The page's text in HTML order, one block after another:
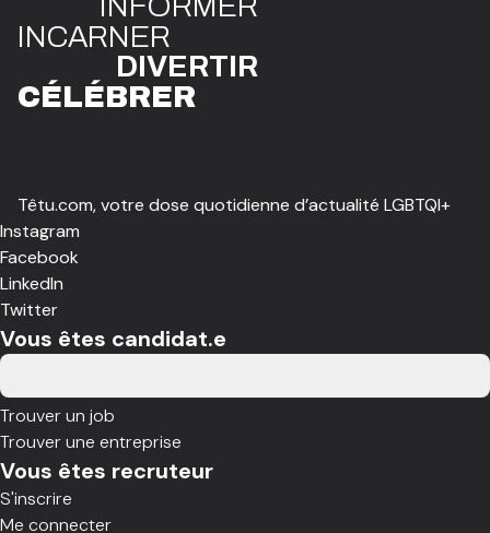
INFORMER
INCARNER
DIVERTIR
CÉLÉBRER
Têtu.com, votre dose quotidienne d’actualité LGBTQI+
Instagram
Facebook
LinkedIn
Twitter
Vous êtes candidat.e
Trouver un job
Trouver une entreprise
Vous êtes recruteur
S'inscrire
Me connecter